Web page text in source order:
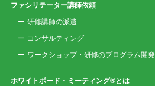
ファシリテーター講師依頼
研修講師の派遣
コンサルティング
ワークショップ・研修のプログラム開発
ホワイトボード・ミーティング®とは